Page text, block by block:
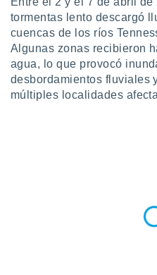
y
en
más
nuestra
y
tormentas lento descargó
cuencas de los ríos
Algunas zonas recibieron
agua, lo que provocó
desbordamientos fluviales
múltiples localidades